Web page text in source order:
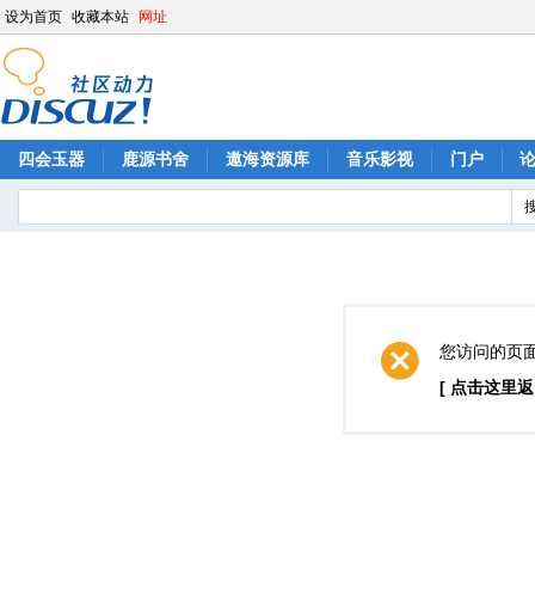
设为首页 收藏本站 网址
四会玉器 鹿源书舍 遨海资源库 音乐影视 门户
您访问的页
[ 点击这里